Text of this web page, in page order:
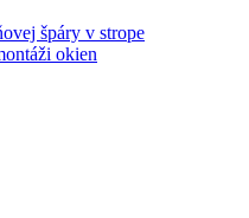
špáry v strope
okien